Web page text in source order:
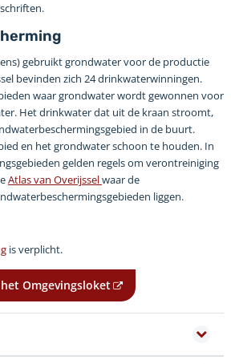
gebruikt grondwater voor de productie
bevinden zich 24 drinkwaterwinningen.
waar grondwater wordt gewonnen voor
Het drinkwater dat uit de kraan stroomt,
in de buurt.
en het grondwater schoon te houden. In
gelden regels om verontreiniging
Atlas van Overijsselwaar de
liggen.
is verplicht.
Omgevingsloket